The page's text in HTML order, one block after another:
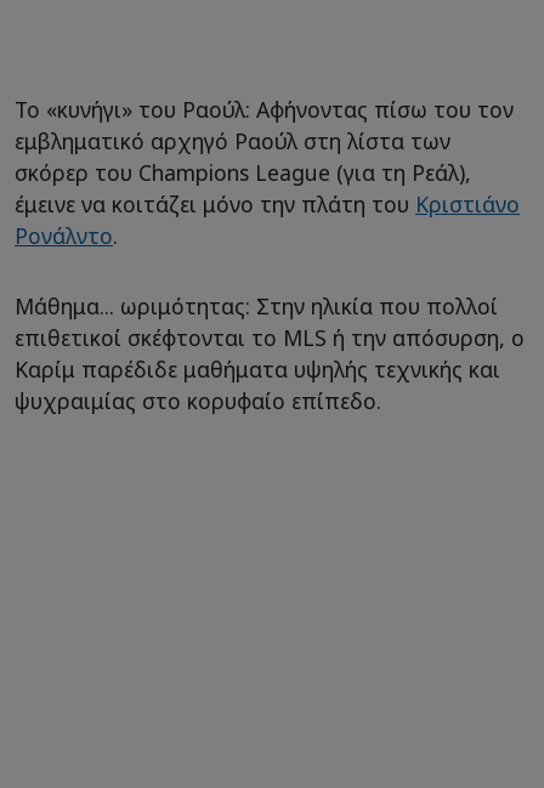
Το «κυνήγι» του Ραούλ: Αφήνοντας πίσω του τον
εμβληματικό αρχηγό Ραούλ στη λίστα των
σκόρερ του Champions League (για τη Ρεάλ),
έμεινε να κοιτάζει μόνο την πλάτη του Κριστιάνο
Ρονάλντο.
Μάθημα... ωριμότητας: Στην ηλικία που πολλοί
επιθετικοί σκέφτονται το MLS ή την απόσυρση, ο
Καρίμ παρέδιδε μαθήματα υψηλής τεχνικής και
ψυχραιμίας στο κορυφαίο επίπεδο.